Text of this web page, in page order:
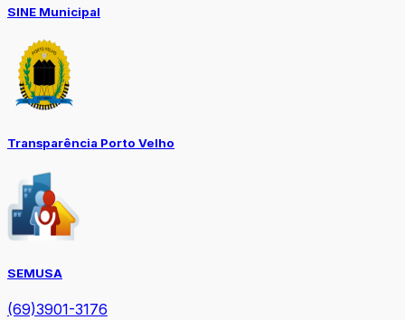
SINE Municipal
Transparência Porto Velho
SEMUSA
(69)3901-3176